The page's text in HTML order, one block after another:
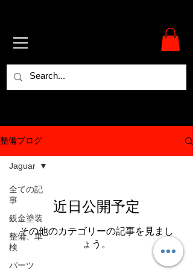
整備ブログ
全ての記
事
鈑金塗装
整備、車
検
パーツ
Jaguar
近日公開予定
その他のカテゴリーの記事を見まし
ょう。